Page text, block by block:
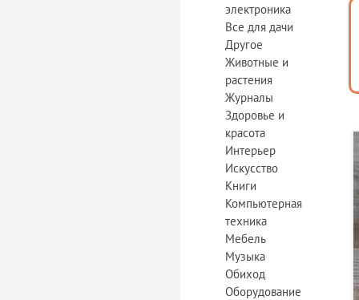
электроника
Все для дачи
Другое
Животные и
растения
Журналы
Здоровье и
красота
Интерьер
Искусство
Книги
Компьютерная
техника
Мебель
Музыка
Обиход
Оборудование